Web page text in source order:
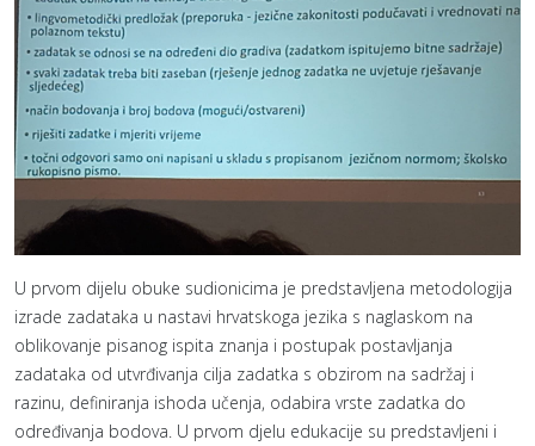
U prvom dijelu obuke sudionicima je predstavljena metodologija
izrade zadataka u nastavi hrvatskoga jezika s naglaskom na
oblikovanje pisanog ispita znanja i postupak postavljanja
zadataka od utvrđivanja cilja zadatka s obzirom na sadržaj i
razinu, definiranja ishoda učenja, odabira vrste zadatka do
određivanja bodova. U prvom djelu edukacije su predstavljeni i